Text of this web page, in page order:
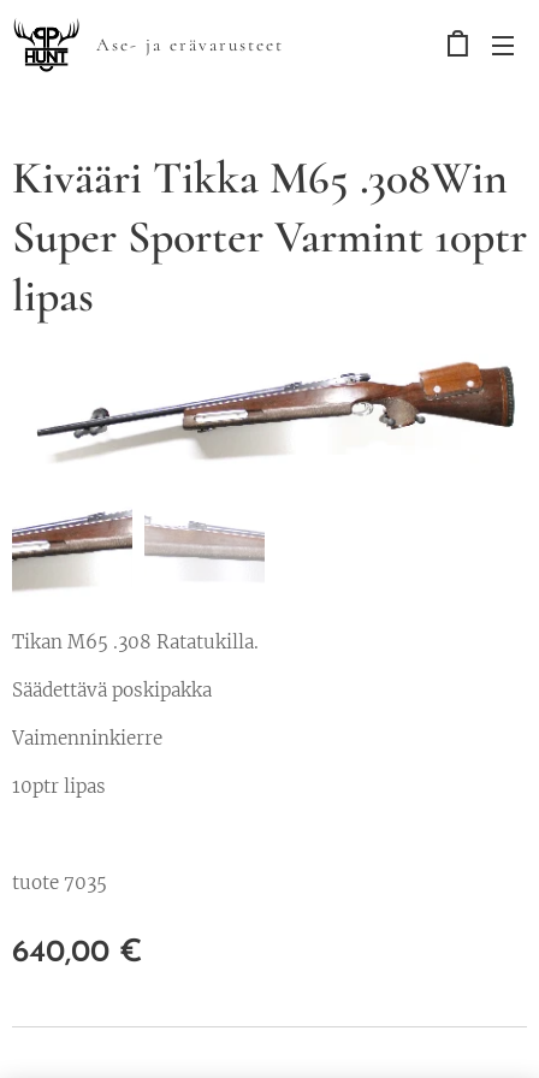
Ase- ja erävarusteet
Kivääri Tikka M65 .308Win
Super Sporter Varmint 10ptr
lipas
Tikan M65 .308 Ratatukilla.
Säädettävä poskipakka
Vaimenninkierre
10ptr lipas
tuote 7035
640,00 €